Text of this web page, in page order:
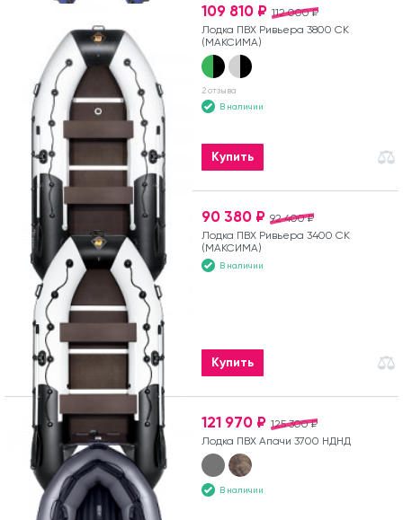
112 000 ₽
109 810 ₽
Лодка ПВХ Ривьера 3800 СК
(МАКСИМА)
2 отзыва
В наличии
Купить
92 400 ₽
90 380 ₽
Лодка ПВХ Ривьера 3400 СК
(МАКСИМА)
В наличии
Купить
125 300 ₽
121 970 ₽
Лодка ПВХ Апачи 3700 НДНД
В наличии